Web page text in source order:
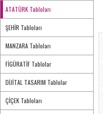
ATATÜRK Tabloları
ŞEHİR Tabloları
MANZARA Tabloları
FİGÜRATİF Tablolar
DİJİTAL TASARIM Tablolar
ÇİÇEK Tabloları